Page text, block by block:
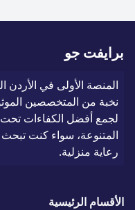
برايفت جو
المنصة الأولى في الأردن
نخبة من المتخصصين
لجمع أفضل الكفاءات تحت
المتنوعة، سواء كنت
رعاية منزلية.
الأقسام الرئيسية